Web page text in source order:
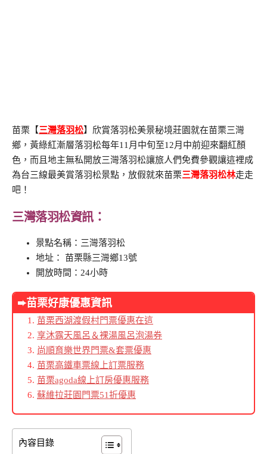
苗栗【三灣落羽松】欣賞落羽松美景秘境莊園就在苗栗三灣
鄉，黃綠紅漸層落羽松每年11月中旬至12月中前迎來翻紅顏
色，而且地主無私開放三灣落羽松讓旅人們免費參觀讓這裡成
為台三線最美賞落羽松景點，放假就來苗栗三灣落羽松林走走
吧！
三灣落羽松資訊：
景點名稱：三灣落羽松
地址： 苗栗縣三灣鄉13號
開放時間：24小時
➨苗栗好康優惠資訊
苗栗西湖渡假村門票優惠在這
享沐露天風呂＆裸湯風呂泡湯券
尚順育樂世界門票&套票優惠
苗栗高鐵車票線上訂票服務
苗栗agoda線上訂房優惠服務
蘇維拉莊園門票51折優惠
內容目錄